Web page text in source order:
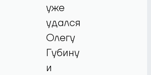
уже
удался
Олегу
Губину
и